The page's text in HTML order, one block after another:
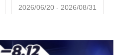
2026/06/20 - 2026/08/31